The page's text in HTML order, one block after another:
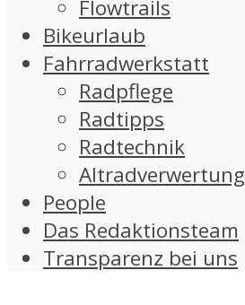
Flowtrails
Bikeurlaub
Fahrradwerkstatt
Radpflege
Radtipps
Radtechnik
Altradverwertung
People
Das Redaktionsteam
Transparenz bei uns